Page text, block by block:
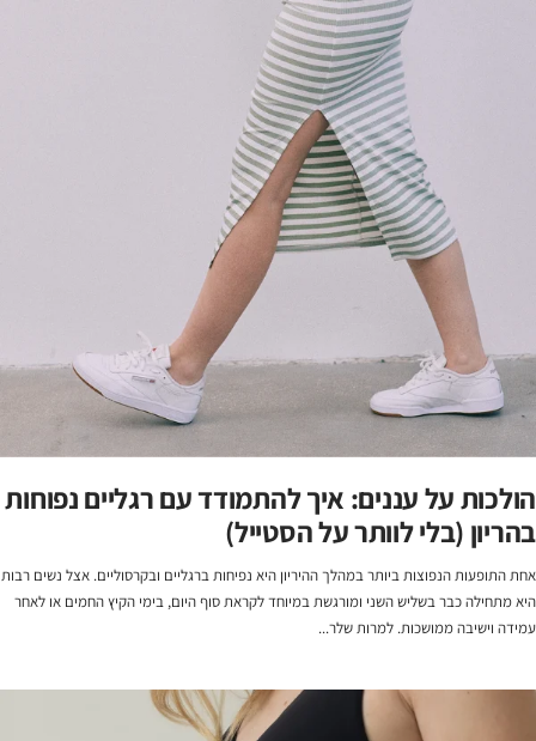
הולכות על עננים: איך להתמודד עם רגליים נפוחות
בהריון (בלי לוותר על הסטייל)
אחת התופעות הנפוצות ביותר במהלך ההיריון היא נפיחות ברגליים ובקרסוליים. אצל נשים רבות
היא מתחילה כבר בשליש השני ומורגשת במיוחד לקראת סוף היום, בימי הקיץ החמים או לאחר
עמידה וישיבה ממושכות. למרות שלר...